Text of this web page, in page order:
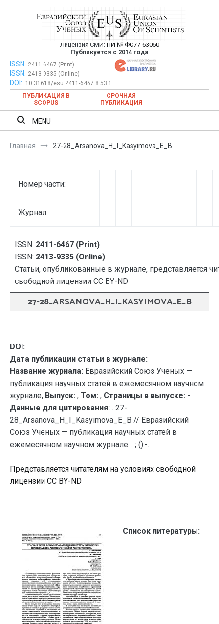
Евразийский Союз Ученых —
публикация научных статей в
ежемесячном научном журнале
Лицензия СМИ: ПИ № ФС77-63060
Публикуется с 2014 года
Евразийский Союз Ученых — публикация научных статей в
ежемесячном научном журнале
ISSN: 2411-6467 (Print)
ISSN: 2413-9335 (Online)
DOI:
10.31618/esu.2411-6467.8.53.1
ПУБЛИКАЦИЯ В
SCOPUS
СРОЧНАЯ
ПУБЛИКАЦИЯ
MENU
Главная 27-28_Arsanova_H_I_Kasyimova_E_B
Номер части:
Журнал
ISSN: 2411-6467 (Print)
ISSN: 2413-9335 (Online)
Статьи, опубликованные в журнале, представляется
свободной лицензии CC BY-ND
27-28_ARSANOVA_H_I_KASYIMOVA_E_B
DOI:
Дата публикации статьи в журнале:
Название журнала: Евразийский Союз Ученых —
публикация научных статей в ежемесячном научном
журнале, Выпуск: , Том: , Страницы в выпуске: -
Данные для цитирования: . 27-
28_Arsanova_H_I_Kasyimova_E_B // Евразийский
Союз Ученых — публикация научных статей в
ежемесячном научном журнале. . ; ():-.
Представляется читателям на условиях свободной
лицензии CC BY-ND
Список литературы: